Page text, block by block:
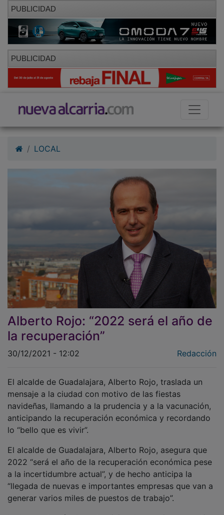
PUBLICIDAD
PUBLICIDAD
Alberto Rojo: “2022 será el año de
la recuperación”
30/12/2021 - 12:02
mensaje a la ciudad con motivo de las fiestas
navideñas, llamando a la prudencia y a la vacunación,
anticipando la recuperación económica y recordando
lo “bello que es vivir”.
2022 “será el año de la recuperación económica pese
a la incertidumbre actual”, y de hecho anticipa la
“llegada de nuevas e importantes empresas que van a
generar varios miles de puestos de trabajo”.